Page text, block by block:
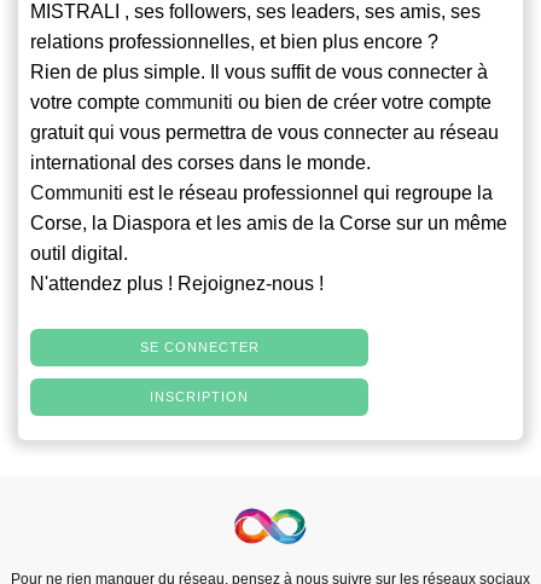
MISTRALI , ses followers, ses leaders, ses amis, ses
relations professionnelles, et bien plus encore ?
Rien de plus simple. Il vous suffit de vous connecter à
votre compte communiti ou bien de créer votre compte
gratuit qui vous permettra de vous connecter au réseau
international des corses dans le monde.
Communiti est le réseau professionnel qui regroupe la
Corse, la Diaspora et les amis de la Corse sur un même
outil digital.
N'attendez plus ! Rejoignez-nous !
SE CONNECTER
INSCRIPTION
Pour ne rien manquer du réseau, pensez à nous suivre sur les réseaux sociaux